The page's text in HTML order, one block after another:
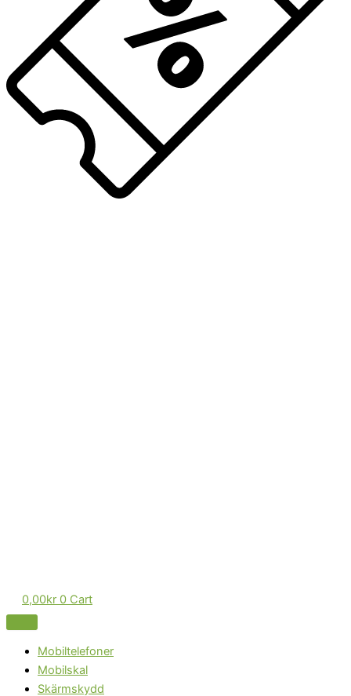
0,00kr 0 Cart
Mobiltelefoner
Mobilskal
Skärmskydd